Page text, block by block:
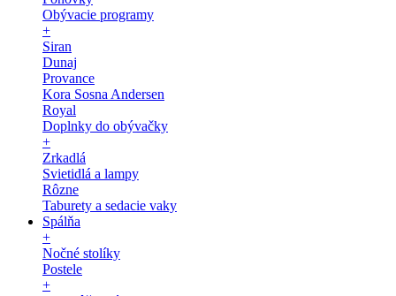
Obývacie programy
+
Siran
Dunaj
Provance
Kora Sosna Andersen
Royal
Doplnky do obývačky
+
Zrkadlá
Svietidlá a lampy
Rôzne
Taburety a sedacie vaky
Spálňa
+
Nočné stolíky
Postele
+